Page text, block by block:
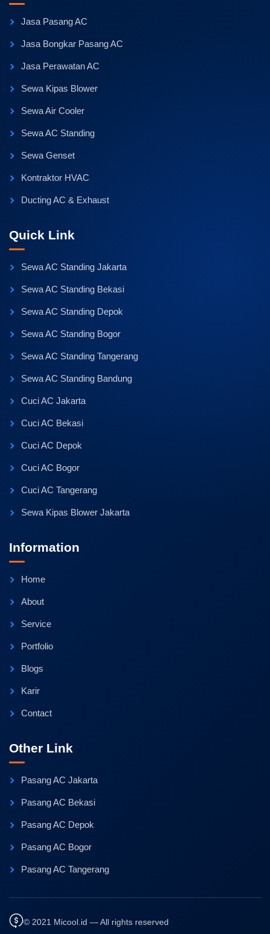
Jasa Pasang AC
Jasa Bongkar Pasang AC
Jasa Perawatan AC
Sewa Kipas Blower
Sewa Air Cooler
Sewa AC Standing
Sewa Genset
Kontraktor HVAC
Ducting AC & Exhaust
Quick Link
Sewa AC Standing Jakarta
Sewa AC Standing Bekasi
Sewa AC Standing Depok
Sewa AC Standing Bogor
Sewa AC Standing Tangerang
Sewa AC Standing Bandung
Cuci AC Jakarta
Cuci AC Bekasi
Cuci AC Depok
Cuci AC Bogor
Cuci AC Tangerang
Sewa Kipas Blower Jakarta
Information
Home
About
Service
Portfolio
Blogs
Karir
Contact
Other Link
Pasang AC Jakarta
Pasang AC Bekasi
Pasang AC Depok
Pasang AC Bogor
Pasang AC Tangerang
© 2021 Micool.id — All rights reserved